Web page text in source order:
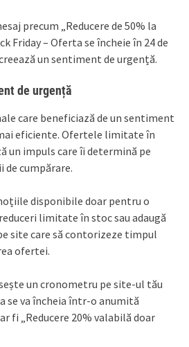
precum „Reducere de 50% la
Friday – Oferta se încheie în 24 de
un sentiment de urgență.
de urgență
care beneficiază de un sentiment
eficiente. Ofertele limitate în
un impuls care îi determină pe
de cumpărare.
disponibile doar pentru o
limitate în stoc sau adaugă
site care să contorizeze timpul
ofertei.
un cronometru pe site-ul tău
se va încheia într-o anumită
fi „Reducere 20% valabilă doar